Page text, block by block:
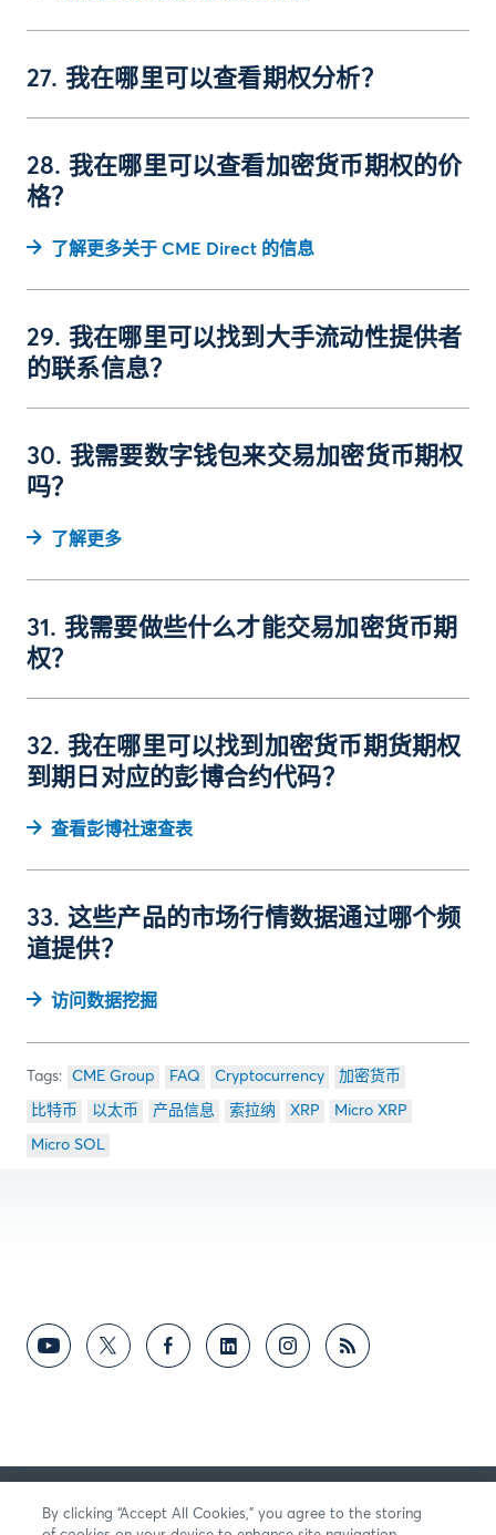
27. 我在哪里可以查看期权分析？
28. 我在哪里可以查看加密货币期权的价
格？
了解更多关于 CME Direct 的信息
29. 我在哪里可以找到大手流动性提供者
的联系信息？
30. 我需要数字钱包来交易加密货币期权
吗？
了解更多
31. 我需要做些什么才能交易加密货币期
权？
32. 我在哪里可以找到加密货币期货期权
到期日对应的彭博合约代码？
查看彭博社速查表
33. 这些产品的市场行情数据通过哪个频
道提供？
访问数据挖掘
CME Group FAQ Cryptocurrency 加密货币
比特币 以太币 产品信息 索拉纳 XRP Micro XRP
Micro SOL
反馈意见
By clicking “Accept All Cookies,” you agree to the storing